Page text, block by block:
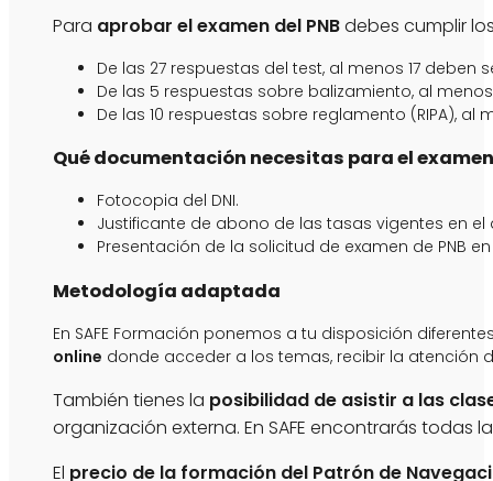
Para aprobar el examen del PNBdebes cumplir
De las 27 respuestas del test, al menos 17 deben
De las 5 respuestas sobre balizamiento, al
De las 10 respuestas sobre reglamento (RIPA),
Qué documentación necesitas para el examen
Fotocopia del DNI.
Justificante de abono de las tasas vigentes en
Presentación de la solicitud de examen de PNB
Metodología adaptada
En SAFE Formación ponemos a tu disposición
online donde acceder a los temas, recibir la
También tienes la posibilidad de asistir a las
organización externa. En SAFE encontrarás todas
El precio de la formación del Patrón de